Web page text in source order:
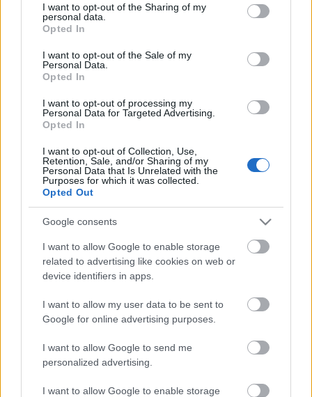
not limited to your visit or usage behaviour. You may click to
grant or deny consent to Google and its third-party tags to
use your data for below specified purposes in below Google
consent section.
I want to opt-out of the Sharing of my
personal data.
Opted In
I want to opt-out of the Sale of my
Personal Data.
Opted In
I want to opt-out of processing my
Personal Data for Targeted Advertising.
Opted In
I want to opt-out of Collection, Use,
Retention, Sale, and/or Sharing of my
Personal Data that Is Unrelated with the
Purposes for which it was collected.
Opted Out
Google consents
I want to allow Google to enable storage
related to advertising like cookies on web or
device identifiers in apps.
I want to allow my user data to be sent to
Google for online advertising purposes.
I want to allow Google to send me
personalized advertising.
I want to allow Google to enable storage
F. Kapus •2012. augusztus 30.
csatár,Erik Caladiis az érsekújvári Ice Tigersben
folytatja pályafutását.
Kiütéses dunaújvárosi vereség
2012. augusztus 29.
Úgy tűnik, nem múlhat el előszezon nagy
gólkülönbségű dunaújvárosi vereség nélkül. Míg
tavaly a másodosztályú
nagyon ...
Mariborba utazik a juniorválogatott
Pénteken este hétkor, szombaton pedig délután
egykor Szlovénia U20-as válogatottja ellen kezdi a
felkészülést a decemberi világbajnokságra a magyar